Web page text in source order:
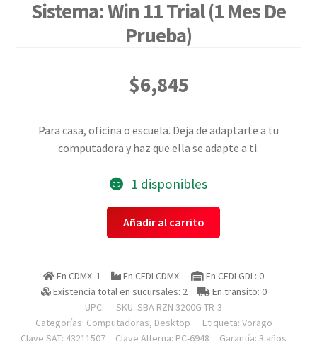
Sistema: Win 11 Trial (1 Mes De
Prueba)
$6,845
Para casa, oficina o escuela. Deja de adaptarte a tu
computadora y haz que ella se adapte a ti.
1 disponibles
Sba
3200g-
tr-
3
Computadora
Añadir al carrito
En CDMX: 1 En CEDI CDMX:
En CEDI GDL: 0
Existencia total en sucursales: 2
En transito: 0
UPC:
SKU: SBA RZN 3200G-TR-3
Categorías: Computadoras, Desktop Etiqueta: Vorago
Clave SAT: 43211507
Clave Alterna: PC-6948 Garantía: 3 años